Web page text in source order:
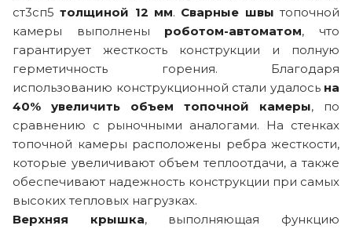
ст3сп5толщиной 12 мм. Сварные швы топочной
камеры выполнены роботом-автоматом, что
гарантирует жесткость конструкции и полную
герметичность горения. Благодаря
использованию конструкционной стали удалось на
40% увеличить объем топочной камеры, по
сравнению с рыночными аналогами. На стенках
топочной камеры расположены ребра жесткости,
которые увеличивают объем теплоотдачи, а также
обеспечивают надежность конструкции при самых
высоких тепловых нагрузках.
Верхняя крышка, выполняющая функцию